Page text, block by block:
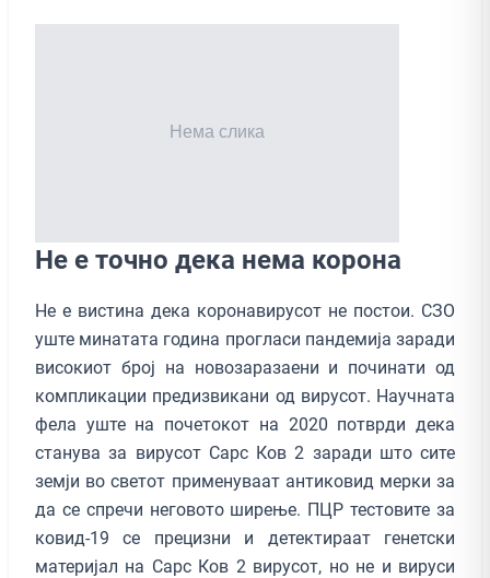
Не е точно дека нема корона
Не е вистина дека коронавирусот не постои. СЗО
уште минатата година прогласи пандемија заради
високиот број на новозаразаени и починати од
компликации предизвикани од вирусот. Научната
фела уште на почетокот на 2020 потврди дека
станува за вирусот Сарс Ков 2 заради што сите
земји во светот применуваат антиковид мерки за
да се спречи неговото ширење. ПЦР тестовите за
ковид-19 се прецизни и детектираат генетски
материјал на Сарс Ков 2 вирусот, но не и вируси